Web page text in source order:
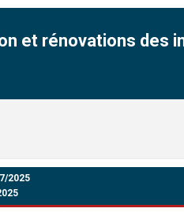
et rénovations
2025